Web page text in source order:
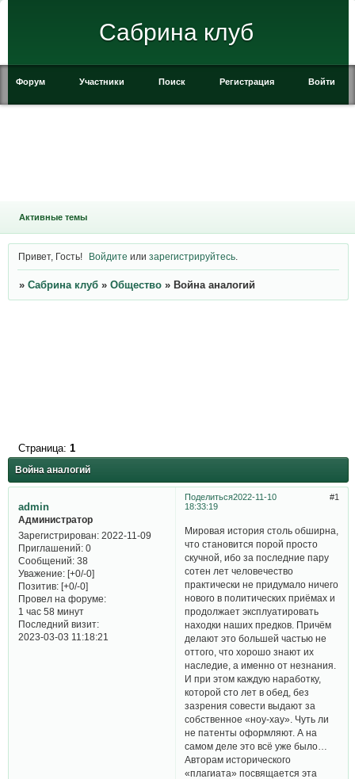
Сабрина клуб
Форум Участники Поиск Регистрация Войти
Активные темы
Привет, Гость! Войдите илизарегистрируйтесь
» Сабрина клуб » Общество » Война аналогий
Война аналогий
Страница: 1
Поделиться 1
2022-11-10
18:33:19
admin
Администратор
Зарегистрирован: 2022-11-09
Приглашений:0
Сообщений:38
Уважение: [+0/-0]
Позитив: [+0/-0]
Провел на форуме:
1 час 58 минут
Последний визит:
2023-03-03 11:18:21
Мировая история столь обширна,
что становится порой просто
скучной, ибо за последние пару
сотен лет человечество
практически не придумало ничего
нового в политических приёмах и
продолжает эксплуатировать
находки наших предков. Причём
делают это большей частью не
оттого, что хорошо знают их
наследие, а именно от незнания.
И при этом каждую наработку,
которой сто лет в обед, без
зазрения совести выдают за
собственное «ноу-хау». Чуть ли
не патенты оформляют. А на
самом деле это всё уже было…
Авторам исторического
«плагиата» посвящается эта